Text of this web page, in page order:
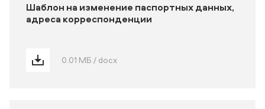
Шаблон на изменение паспортных данных,
адреса корреспонденции
0.01 МБ / docx